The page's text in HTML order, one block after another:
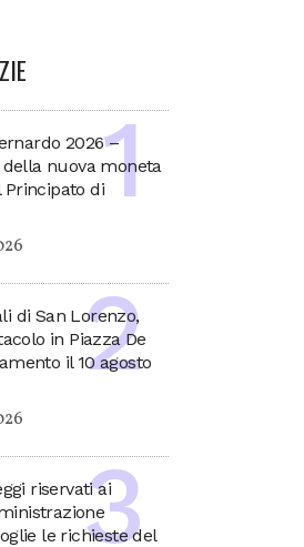
2026 –
nuova moneta
di
di San Lorenzo,
in Piazza De
il 10 agosto
riservati ai
le richieste del